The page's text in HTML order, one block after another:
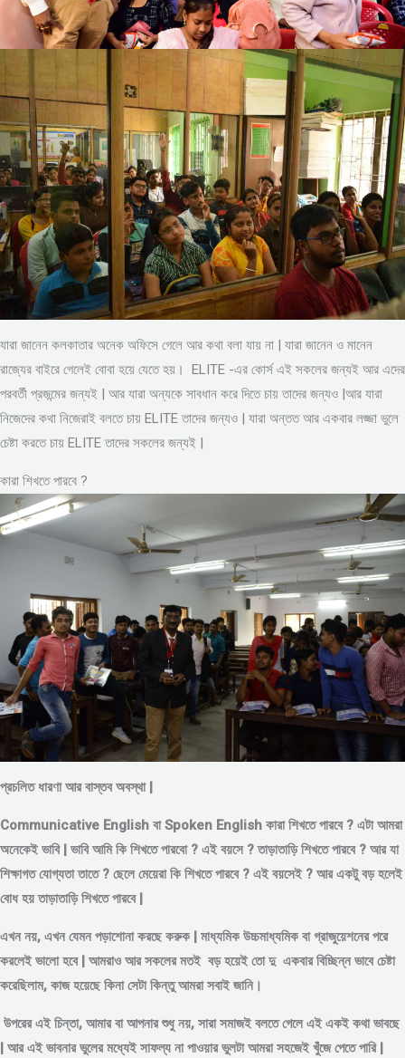
যারা জানেন কলকাতার অনেক অফিসে গেলে আর কথা বলা যায় না | যারা জানেন ও মানেন
রাজ্যের বাইরে গেলেই বোবা হয়ে যেতে হয়। ELITE -এর কোর্স এই সকলের জন্যই আর এদের
পরবর্তী প্রজন্মের জন্যই | আর যারা অন্যকে সাবধান করে দিতে চায় তাদের জন্যও |আর যারা
নিজেদের কথা নিজেরাই বলতে চায় ELITE তাদের জন্যও | যারা অন্তত আর একবার লজ্জা ভুলে
চেষ্টা করতে চায় ELITE তাদের সকলের জন্যই |
কারা শিখতে পারবে ?
প্রচলিত ধারণা আর বাস্তব অবস্থা |
Communicative English বা Spoken English কারা শিখতে পারবে ? এটা আমরা
অনেকেই ভাবি | ভাবি আমি কি শিখতে পারবো ? এই বয়সে ?তাড়াতাড়ি শিখতে পারবে ? আর যা
শিক্ষাগত যোগ্যতা তাতে ? ছেলে মেয়েরা কি শিখতে পারবে ? এই বয়সেই ? আর একটু বড় হলেই
বোধ হয় তাড়াতাড়ি শিখতে পারবে |
এখন নয়, এখন যেমন পড়াশোনা করছে করুক | মাধ্যমিক উচ্চমাধ্যমিক বা গ্রাজুয়েশনের পরে
করলেই ভালো হবে | আমরাও আর সকলের মতই বড় হয়েই তো দু একবার বিচ্ছিন্নভাবেচেষ্টা
করেছিলাম, কাজ হয়েছে কিনা সেটা কিন্তু আমরা সবাই জানি।
উপরের এই চিন্তা, আমার বা আপনার শুধু নয়, সারা সমাজই বলতে গেলে এই একই কথা ভাবছে
| আর এই ভাবনার ভুলের মধ্যেই সাফল্য না পাওয়ার ভুলটা আমরা সহজেই খুঁজে পেতে পারি |